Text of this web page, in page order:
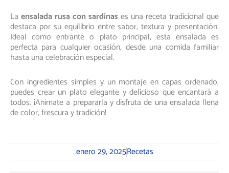
La ensalada rusa con sardinases una receta tradicional que
destaca por su equilibrio entre sabor, textura y presentación.
Ideal como entrante o plato principal, esta ensalada es
perfecta para cualquier ocasión, desde una comida familiar
hasta una celebración especial.
Con ingredientes simples y un montaje en capas ordenado,
puedes crear un plato elegante y delicioso que encantará a
todos. ¡Anímate a prepararla y disfruta de una ensalada llena
de color, frescura y tradición!
enero 29, 2025Recetas